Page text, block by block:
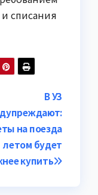
списания
В УЗ
на поезда
летом будет
купить